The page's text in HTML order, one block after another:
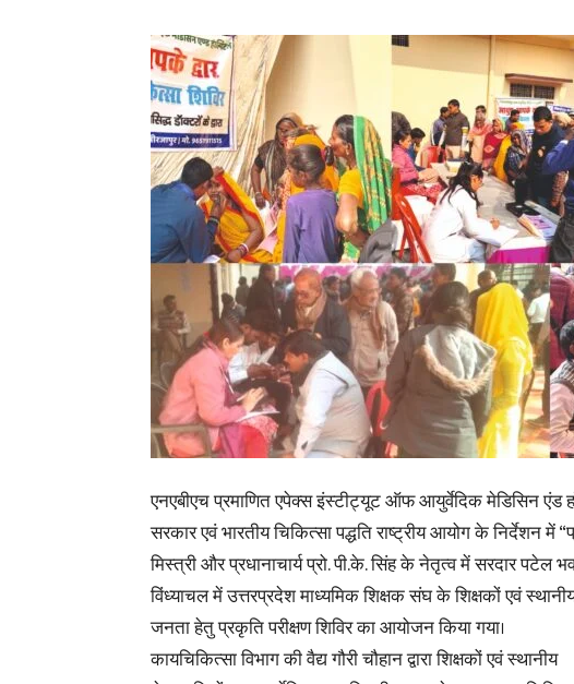
एनएबीएच प्रमाणित एपेक्स इंस्टीट्यूट ऑफ आयुर्वेदिक मेडिसिन एंड
सरकार एवं भारतीय चिकित्सा पद्धति राष्ट्रीय आयोग के निर्देशन में
मिस्त्री और प्रधानाचार्य प्रो. पी.के. सिंह के नेतृत्व में सरदार पटेल
विंध्याचल में उत्तरप्रदेश माध्यमिक शिक्षक संघ के शिक्षकों एवं
जनता हेतु प्रकृति परीक्षण शिविर का आयोजन किया गया।
कायचिकित्सा विभाग की वैद्य गौरी चौहान द्वारा शिक्षकों एवं स्थानीय